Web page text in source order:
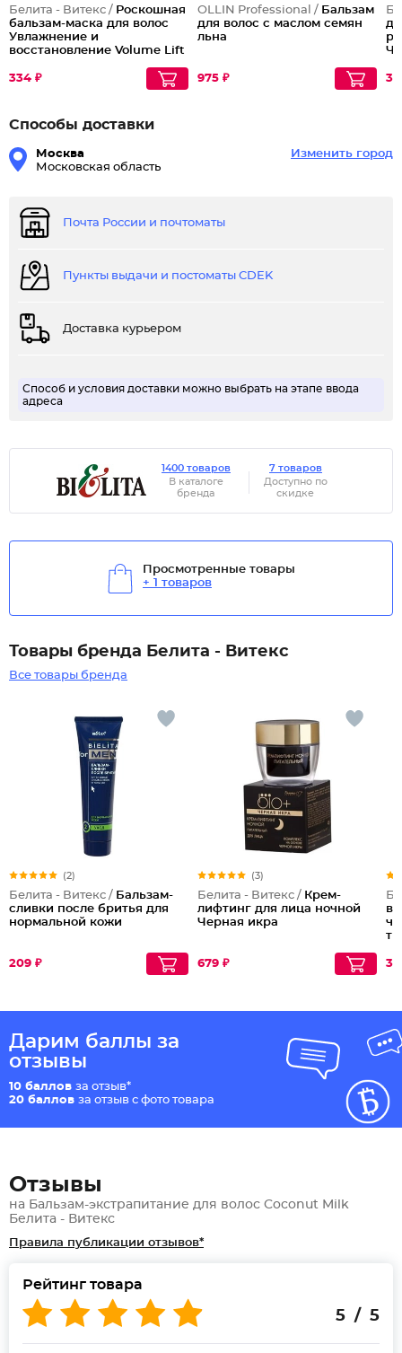
Белита - Витекс / Роскошная
бальзам-маска для волос
Увлажнение и
восстановление Volume Lift
334 ₽
OLLIN Professional / Бальзам
для волос с маслом семян
льна
975 ₽
Способы доставки
Москва
Московская область
Изменить город
Почта России и почтоматы
Пункты выдачи и постоматы CDEK
Доставка курьером
Способ и условия доставки можно выбрать на этапе ввода
адреса
1400 товаров
В каталоге
бренда
7 товаров
Доступно по
скидке
Просмотренные товары
+ 1 товаров
Товары бренда Белита - Витекс
Все товары бренда
(2)
Белита - Витекс / Бальзам-
сливки после бритья для
нормальной кожи
209 ₽
(3)
Белита - Витекс / Крем-
лифтинг для лица ночной
Черная икра
679 ₽
Дарим баллы за
отзывы
10 баллов за отзыв*
20 баллов за отзыв с фото товара
Отзывы
на Бальзам-экстрапитание для волос Coconut Milk
Белита - Витекс
Правила публикации отзывов*
Рейтинг товара
5 / 5